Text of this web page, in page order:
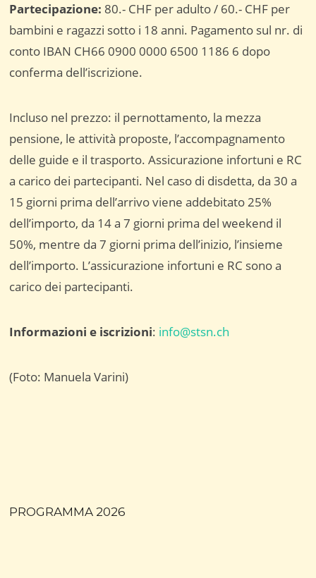
Partecipazione: 80.- CHF per adulto / 60.- CHF per
bambini e ragazzi sotto i 18 anni. Pagamento sul nr. di
conto IBAN CH66 0900 0000 6500 1186 6 dopo
conferma dell’iscrizione.
Incluso nel prezzo: il pernottamento, la mezza
pensione, le attività proposte, l’accompagnamento
delle guide e il trasporto. Assicurazione infortuni e RC
a carico dei partecipanti. Nel caso di disdetta, da 30 a
15 giorni prima dell’arrivo viene addebitato 25%
dell’importo, da 14 a 7 giorni prima del weekend il
50%, mentre da 7 giorni prima dell’inizio, l’insieme
dell’importo. L’assicurazione infortuni e RC sono a
carico dei partecipanti.
Informazioni e iscrizioni: info@stsn.ch
(Foto: Manuela Varini)
PROGRAMMA 2026